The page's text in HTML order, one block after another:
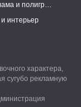
Реклама и полиграфия
интерьер
характера,
сугубо рекламную